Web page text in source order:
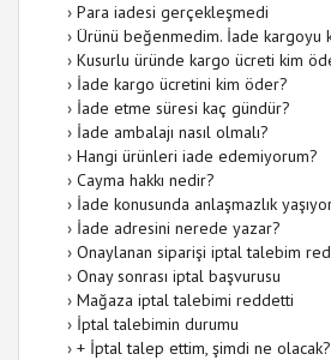
› Para iadesi gerçekleşmedi
› Ürünü beğenmedim. İade kargoyu
› Kusurlu üründe kargo ücreti kim
› İade kargo ücretini kim öder?
› İade etme süresi kaç gündür?
› İade ambalajı nasıl olmalı?
› Hangi ürünleri iade edemiyorum?
› Cayma hakkı nedir?
› İade konusunda anlaşmazlık
› İade adresini nerede yazar?
› Onaylanan siparişi iptal talebim
› Onay sonrası iptal başvurusu
› Mağaza iptal talebimi reddetti
› İptal talebimin durumu
› + İptal talep ettim, şimdi ne olacak?